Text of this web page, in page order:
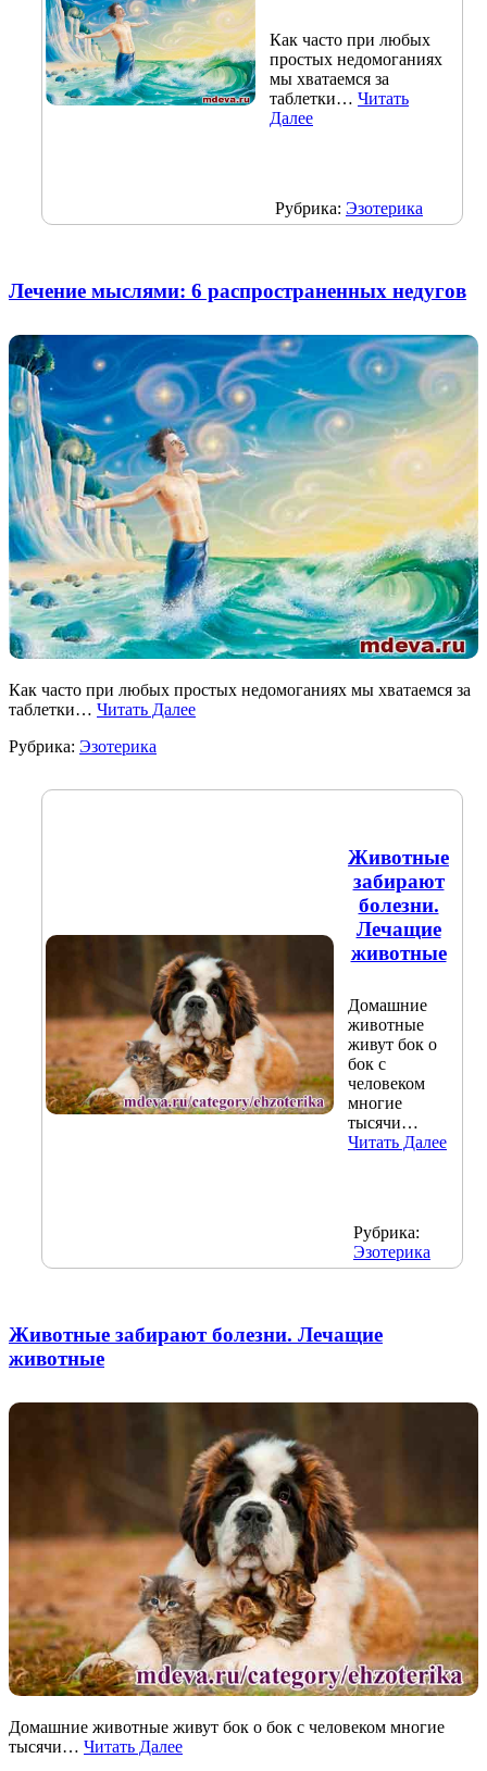
Как часто при любых
простых недомоганиях
мы хватаемся за
таблетки… Читать
Далее
Рубрика: Эзотерика
Лечение мыслями: 6 распространенных недугов
Как часто при любых простых недомоганиях мы хватаемся за
таблетки… Читать Далее
Рубрика: Эзотерика
Животные
забирают
болезни.
Лечащие
животные
Домашние
животные
живут бок о
бок с
человеком
многие
тысячи…
Читать Далее
Рубрика:
Эзотерика
Животные забирают болезни. Лечащие
животные
Домашние животные живут бок о бок с человеком многие
тысячи… Читать Далее